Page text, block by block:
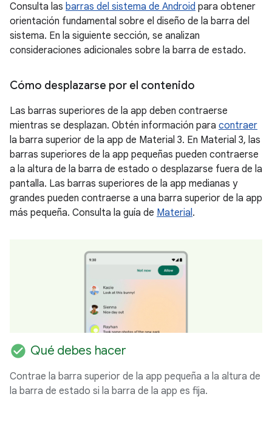
Consulta las barras del sistema de Android para obtener
orientación fundamental sobre el diseño de la barra del
sistema. En la siguiente sección, se analizan
consideraciones adicionales sobre la barra de estado.
Cómo desplazarse por el contenido
Las barras superiores de la app deben contraerse
mientras se desplazan. Obtén información para contraer
la barra superior de la app de Material 3. En Material 3, las
barras superiores de la app pequeñas pueden contraerse
a la altura de la barra de estado o desplazarse fuera de la
pantalla. Las barras superiores de la app medianas y
grandes pueden contraerse a una barra superior de la app
más pequeña. Consulta la guía de Material.
check_circle Qué debes hacer
Contrae la barra superior de la app pequeña a la altura de
la barra de estado si la barra de la app es fija.